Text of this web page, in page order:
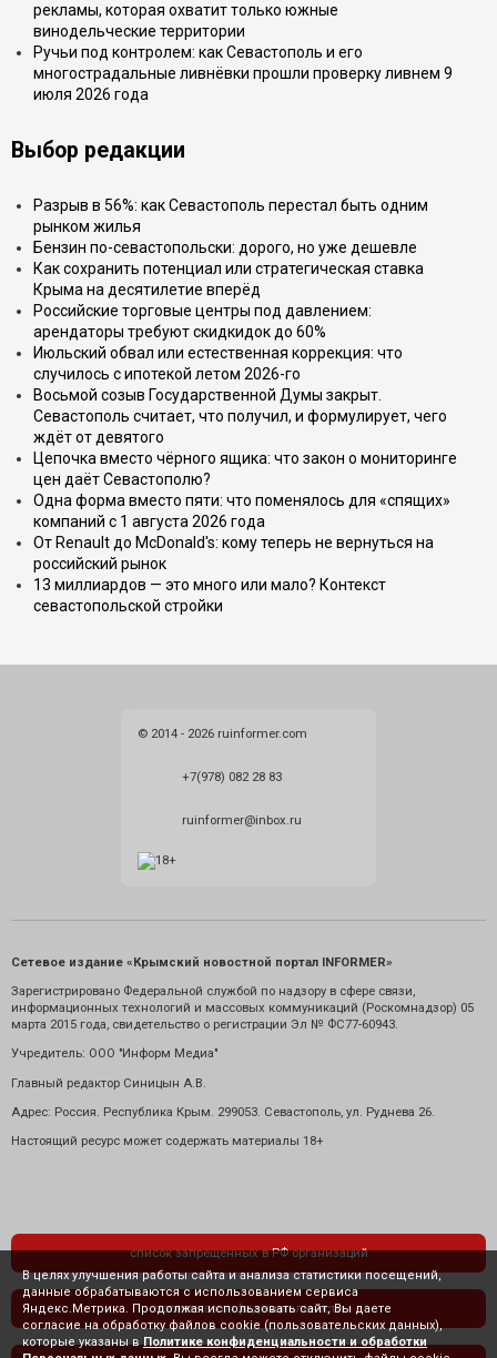
рекламы, которая охватит только южные
винодельческие территории
Ручьи под контролем: как Севастополь и его
многострадальные ливнёвки прошли проверку ливнем 9
июля 2026 года
Выбор редакции
Разрыв в 56%: как Севастополь перестал быть одним
рынком жилья
Бензин по-севастопольски: дорого, но уже дешевле
Как сохранить потенциал или стратегическая ставка
Крыма на десятилетие вперёд
Российские торговые центры под давлением:
арендаторы требуют скидкидок до 60%
Июльский обвал или естественная коррекция: что
случилось с ипотекой летом 2026-го
Восьмой созыв Государственной Думы закрыт.
Севастополь считает, что получил, и формулирует, чего
ждёт от девятого
Цепочка вместо чёрного ящика: что закон о мониторинге
цен даёт Севастополю?
Одна форма вместо пяти: что поменялось для «спящих»
компаний с 1 августа 2026 года
От Renault до McDonald's: кому теперь не вернуться на
российский рынок
13 миллиардов — это много или мало? Контекст
севастопольской стройки
© 2014 - 2026 ruinformer.com
+7(978) 082 28 83
ruinformer@inbox.ru
Сетевое издание «Крымский новостной портал INFORMER»
Зарегистрировано Федеральной службой по надзору в сфере связи,
информационных технологий и массовых коммуникаций (Роскомнадзор) 05
марта 2015 года, свидетельство о регистрации Эл № ФС77-60943.
Учредитель: ООО "Информ Медиа"
Главный редактор Синицын А.В.
Адрес: Россия. Республика Крым. 299053. Севастополь, ул. Руднева 26.
Настоящий ресурс может содержать материалы 18+
список запрещенных в РФ организаций
политика конфиденциальности
В целях улучшения работы сайта и анализа статистики посещений,
данные обрабатываются с использованием сервиса
Яндекс.Метрика. Продолжая использовать сайт, Вы даете
согласие на обработку файлов cookie (пользовательских данных),
которые указаны в Политике конфиденциальности и обработки